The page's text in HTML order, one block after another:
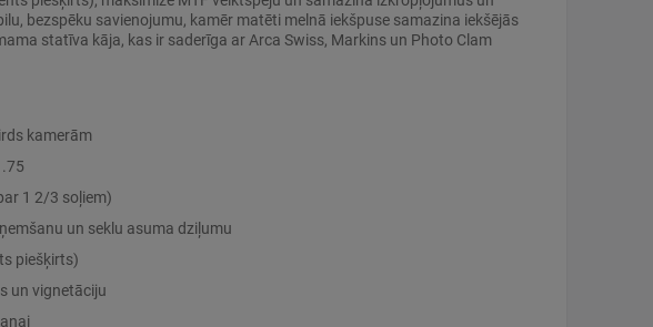
bezspēku savienojumu, kamēr matēti melnā iekšpuse samazina iekšējās
statīva kāja, kas ir saderīga ar Arca Swiss, Markins un Photo Clam
kamerām
1 2/3 soļiem)
un seklu asuma dziļumu
piešķirts)
un vignetāciju